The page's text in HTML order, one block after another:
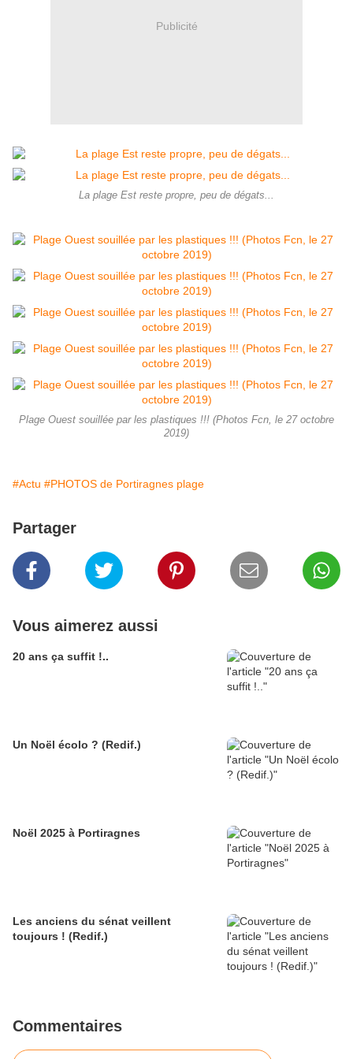
Publicité
La plage Est reste propre, peu de dégats...
Plage Ouest souillée par les plastiques !!! (Photos Fcn, le 27 octobre
2019)
#Actu #PHOTOS de Portiragnes plage
Partager
Vous aimerez aussi
20 ans ça suffit !..
Un Noël écolo ? (Redif.)
Noël 2025 à Portiragnes
Les anciens du sénat veillent
toujours ! (Redif.)
Commentaires